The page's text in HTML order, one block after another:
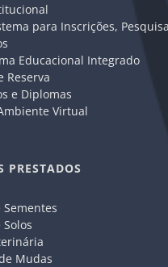
para Inscrições,
Educacional Integrado
Reserva
e Diplomas
Virtual
PRESTADOS
Mudas